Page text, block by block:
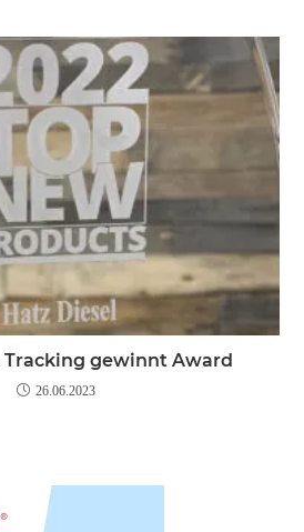
Tracking gewinnt Award
26.06.2023